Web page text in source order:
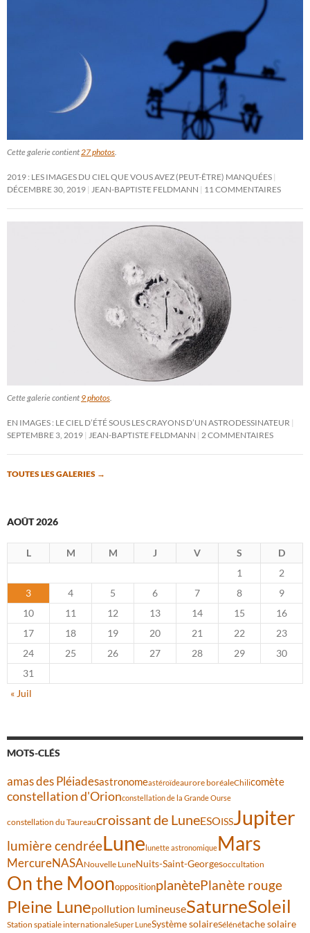
Cette galerie contient27 photos.
2019 : LES IMAGES DU CIEL QUE VOUS AVEZ (PEUT-ÊTRE) MANQUÉES
DÉCEMBRE 30, 2019 JEAN-BAPTISTE FELDMANN 11 COMMENTAIRES
Cette galerie contient 9 photos.
EN IMAGES : LE CIEL D’ÉTÉ SOUS LES CRAYONS D’UN ASTRODESSINATEUR
SEPTEMBRE 3, 2019 JEAN-BAPTISTE FELDMANN 2 COMMENTAIRES
TOUTES LES GALERIES →
AOÛT 2026
L M M J V S
D
1
2
3
4 5 6 7 8
9
10
11 12 13 14 15
16
17
18 19 20 21 22
23
24
25 26 27 28 29
30
31
« Juil
MOTS-CLÉS
amas des Pléiadesastronomeastéroïdeaurore boréaleChilicomète
constellation d'Orionconstellation de la Grande Ourse
constellation du Taureaucroissant de LuneESOISSJupiter
lumière cendréeLune lunette astronomiqueMars
MercureNASANouvelle LuneNuits-Saint-Georgesoccultation
On the MoonoppositionplanètePlanète rouge
Pleine Lunepollution lumineuseSaturneSoleil
Station spatiale internationaleSuper LuneSystème solaireSélénétache solaire